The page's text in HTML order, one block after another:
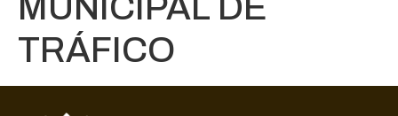
TRÁFICO